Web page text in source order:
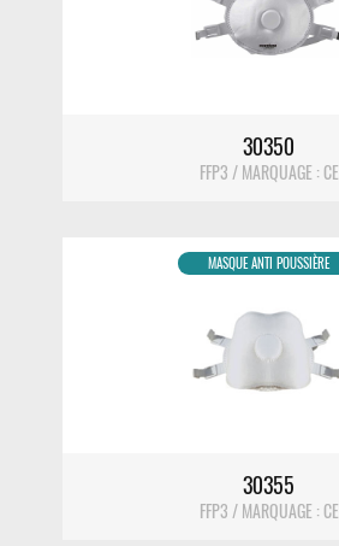
DÉTAIL
30350
FFP3 / MARQUAGE : CE
DÉTAIL
MASQUE ANTI POUSSIÈRE
30355
FFP3 / MARQUAGE : CE